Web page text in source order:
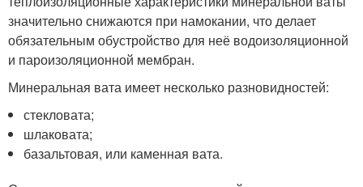
значительно снижаются при намокании, что делает
обязательным обустройство для неё водоизоляционной
и пароизоляционной мембран.
Минеральная вата имеет несколько разновидностей:
стекловата;
шлаковата;
базальтовая, или каменная вата.